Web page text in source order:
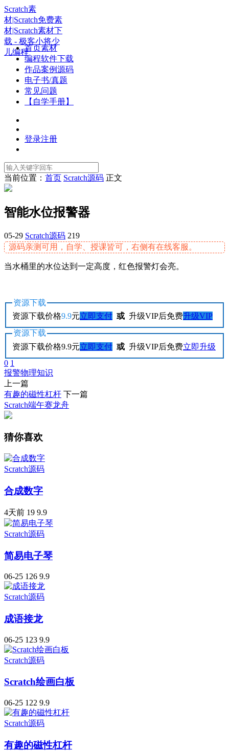
Scratch素
材|Scratch免费素
材|Scratch素材下
载 - 极客小将少
儿编程首页素材
编程软件下载
作品案例源码
电子书/真题
常见问题
【自学手册】
登录注册
当前位置： 首页 Scratch源码 正文
智能水位报警器
05-29 Scratch源码 219
源码亲测可用，自学、授课皆可，右侧有在线客服。
当水桶里的水位达到一定高度，红色报警灯会亮。
资源下载
资源下载价格9.9元立即支付 或 升级VIP后免费升级VIP
资源下载
资源下载价格9.9元立即支付 或 升级VIP后免费立即升级
0 1
报警物理知识
上一篇
有趣的磁性杠杆 下一篇
Scratch端午赛龙舟
猜你喜欢
Scratch源码
合成数字
4天前 19 9.9
Scratch源码
简易电子琴
06-25 126 9.9
Scratch源码
成语接龙
06-25 123 9.9
Scratch源码
Scratch绘画白板
06-25 122 9.9
Scratch源码
有趣的磁性杠杆